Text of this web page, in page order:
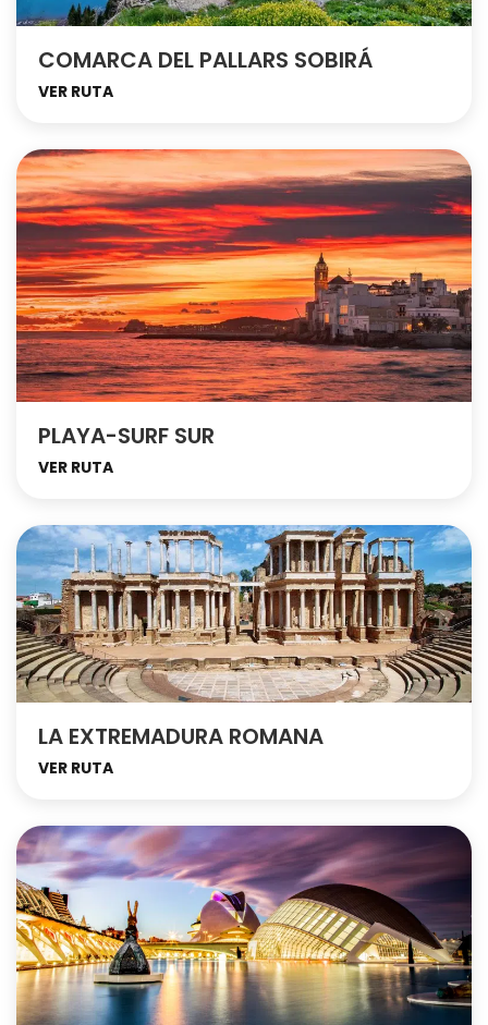
COMARCA DEL PALLARS SOBIRÁ
VER RUTA
PLAYA-SURF SUR
VER RUTA
LA EXTREMADURA ROMANA
VER RUTA